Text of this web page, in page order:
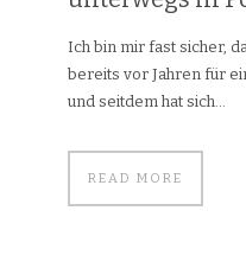
Ich bin mir fast sicher,
bereits vor Jahren für
und seitdem hat sich...
READ MORE